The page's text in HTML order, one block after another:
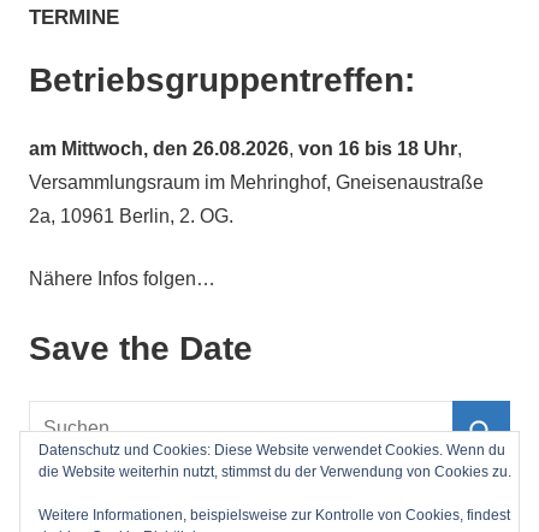
TERMINE
Betriebsgruppentreffen:
am Mittwoch, den 26.08.2026, von 16 bis 18 Uhr,
Versammlungsraum im Mehringhof, Gneisenaustraße
2a, 10961 Berlin, 2. OG.
Nähere Infos folgen…
Save the Date
Suchen
nach:
Impressum
Datenschutz und Cookies: Diese Website verwendet Cookies. Wenn du
die Website weiterhin nutzt, stimmst du der Verwendung von Cookies zu.
Weitere Informationen, beispielsweise zur Kontrolle von Cookies, findest